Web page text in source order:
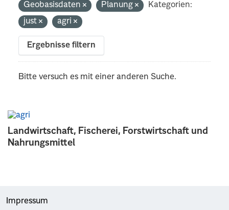
Landwirtschaft, Fischerei, Forstwirtschaft und
Nahrungsmittel
Geobasisdaten
Planung
Kategorien:
just
agri
Ergebnisse filtern
Bitte versuch es mit einer anderen Suche.
Impressum